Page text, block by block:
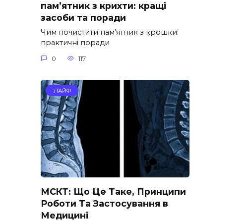
пам’ятник з крихти: кращі
засоби та поради
Чим почистити пам’ятник з крошки:
практичні поради
0 117
ЛАЙФ
МСКТ: Що Це Таке, Принципи
Роботи Та Застосування в
Медицині